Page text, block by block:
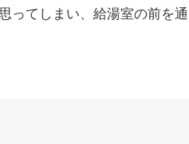
ってしまい、給湯室の前を通